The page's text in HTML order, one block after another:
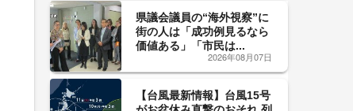
県議会議員の“海外視察”に
街の人は「成功例見るなら
価値ある」「市民は...
2026年08月07日
【台風最新情報】台風15号